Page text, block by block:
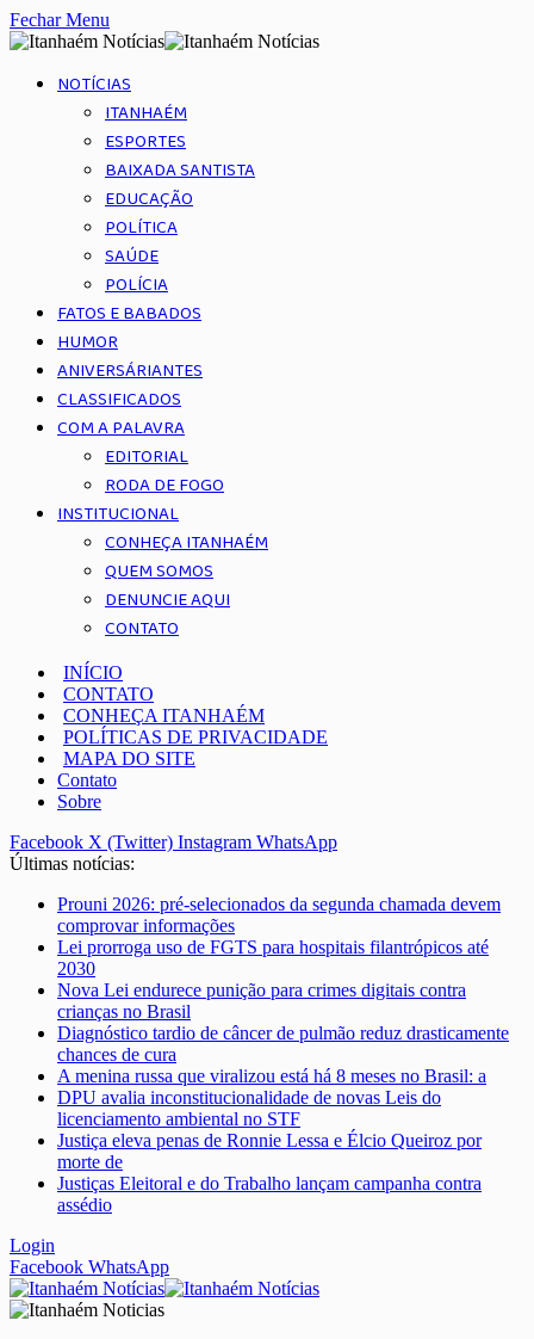
Fechar Menu
NOTÍCIAS
ITANHAÉM
ESPORTES
BAIXADA SANTISTA
EDUCAÇÃO
POLÍTICA
SAÚDE
POLÍCIA
FATOS E BABADOS
HUMOR
ANIVERSÁRIANTES
CLASSIFICADOS
COM A PALAVRA
EDITORIAL
RODA DE FOGO
INSTITUCIONAL
CONHEÇA ITANHAÉM
QUEM SOMOS
DENUNCIE AQUI
CONTATO
INÍCIO
CONTATO
CONHEÇA ITANHAÉM
POLÍTICAS DE PRIVACIDADE
MAPA DO SITE
Contato
Sobre
Facebook X (Twitter) Instagram WhatsApp
Últimas notícias:
Prouni 2026: pré-selecionados da segunda chamada devem
comprovar informações
Lei prorroga uso de FGTS para hospitais filantrópicos até
2030
Nova Lei endurece punição para crimes digitais contra
crianças no Brasil
Diagnóstico tardio de câncer de pulmão reduz drasticamente
chances de cura
A menina russa que viralizou está há 8 meses no Brasil: a
DPU avalia inconstitucionalidade de novas Leis do
licenciamento ambiental no STF
Justiça eleva penas de Ronnie Lessa e Élcio Queiroz por
morte de
Justiças Eleitoral e do Trabalho lançam campanha contra
assédio
Login
Facebook WhatsApp